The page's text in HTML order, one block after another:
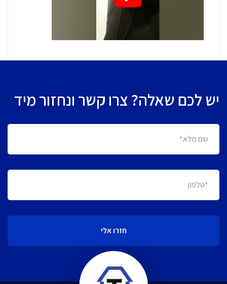
יש לכם שאלה? צרו קשר ונחזור מיד
חזרו אלי